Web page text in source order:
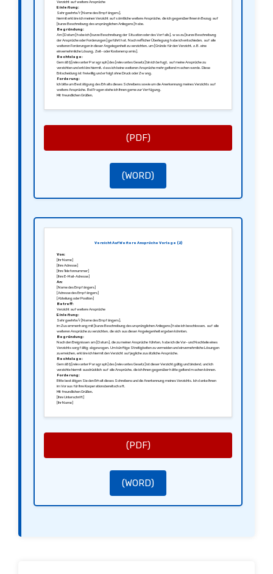
Verzicht auf weitere Ansprüche
Einleitung:
Sehr geehrte/r [Name des Empfängers],
hiermit erkläre ich meinen Verzicht auf sämtliche weitere Ansprüche, die ich gegenüber Ihnen in Bezug auf
[kurze Beschreibung des ursprünglichen Anliegens] habe.
Begründung:
Am [Datum] habe ich [kurze Beschreibung der Situation oder des Vorfalls], was zu [kurze Beschreibung
der Ansprüche oder Forderungen] geführt hat. Nach reiflicher Überlegung habe ich entschieden, auf alle
weiteren Forderungen in dieser Angelegenheit zu verzichten, um [Gründe für den Verzicht, z.B. eine
einvernehmliche Lösung, Zeit- oder Kostenersparnis].
Rechtslage:
Gemäß § [relevanter Paragraph] des [relevantes Gesetz] bin ich befugt, auf meine Ansprüche zu
verzichten und erkläre hiermit, dass ich keine weiteren Ansprüche mehr geltend machen werde. Diese
Entscheidung ist freiwillig und erfolgt ohne Druck oder Zwang.
Forderung:
Ich bitte um Bestätigung des Erhalts dieses Schreibens sowie um die Anerkennung meines Verzichts auf
weitere Ansprüche. Bei Fragen stehe ich Ihnen gerne zur Verfügung.
Mit freundlichen Grüßen,
(PDF)
(WORD)
Verzicht Auf Weitere Ansprüche Vorlage (2)
Von:
[Ihr Name]
[Ihre Adresse]
[Ihre Telefonnummer]
[Ihre E-Mail-Adresse]
An:
[Name des Empfängers]
[Adresse des Empfängers]
[Abteilung oder Position]
Betreff:
Verzicht auf weitere Ansprüche
Einleitung:
Sehr geehrte/r [Name des Empfängers],
im Zusammenhang mit [kurze Beschreibung des ursprünglichen Anliegens] habe ich beschlossen, auf alle
weiteren Ansprüche zu verzichten, die sich aus dieser Angelegenheit ergeben könnten.
Begründung:
Nach den Ereignissen am [Datum], die zu meiner Ansprüche führten, habe ich die Vor- und Nachteile eines
Verzichts sorgfältig abgewogen. Um künftige Streitigkeiten zu vermeiden und einvernehmliche Lösungen
zu erreichen, erkläre ich hiermit den Verzicht auf jegliche zusätzliche Ansprüche.
Rechtslage:
Gemäß § [relevanter Paragraph] des [relevantes Gesetz] ist dieser Verzicht gültig und bindend, und ich
verzichte hiermit ausdrücklich auf alle Ansprüche, die ich Ihnen gegenüber hätte geltend machen können.
Forderung:
Bitte bestätigen Sie den Erhalt dieses Schreibens und die Anerkennung meines Verzichts. Ich danke Ihnen
im Voraus für Ihre Kooperationsbereitschaft.
Mit freundlichen Grüßen,
[Ihre Unterschrift]
[Ihr Name]
(PDF)
(WORD)